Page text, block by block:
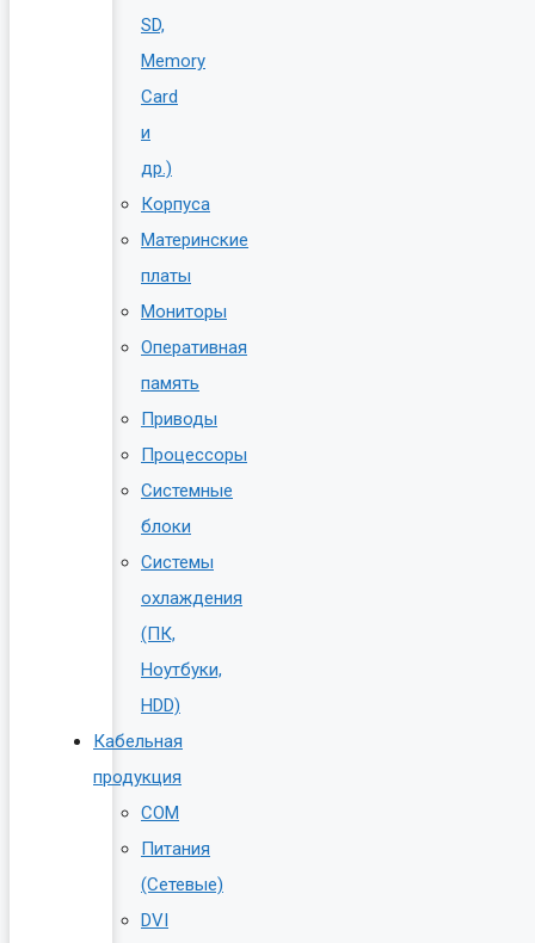
SD,
Memory
Card
и
др.)
Корпуса
Материнские
платы
Мониторы
Оперативная
память
Приводы
Процессоры
Системные
блоки
Системы
охлаждения
(ПК,
Ноутбуки,
HDD)
Кабельная
продукция
COM
Питания
(Сетевые)
DVI